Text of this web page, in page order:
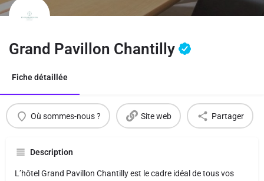
Grand Pavillon Chantilly
Fiche détaillée
Où sommes-nous ? Site web Partager
Description
L’hôtel Grand Pavillon Chantilly est le cadre idéal de tous vos